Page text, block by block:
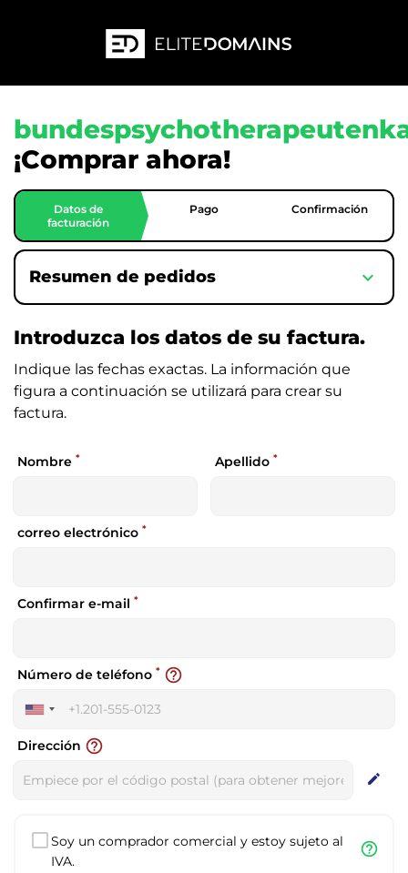
¡Comprar ahora!
Datos de
facturación
Pago Confirmación
Resumen de pedidos expand_more
Introduzca los datos de su factura.
Indique las fechas exactas. La información que
figura a continuación se utilizará para crear su
factura.
Nombre * Apellido *
correo electrónico *
Confirmar e-mail *
United
+1
Número de teléfono * help_outline
Dirección help_outline
edit
Soy un comprador comercial y estoy sujeto al
IVA.
help_outline